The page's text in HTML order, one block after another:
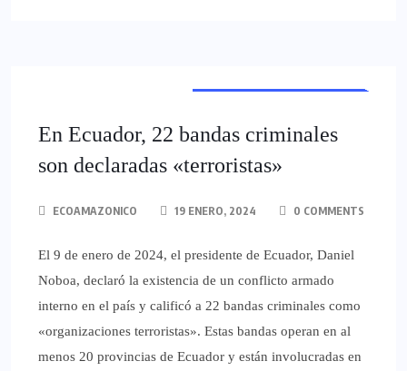
En Ecuador, 22 bandas criminales
son declaradas «terroristas»
ECOAMAZONICO 19 ENERO, 2024 0 COMMENTS
El 9 de enero de 2024, el presidente de Ecuador, Daniel
Noboa, declaró la existencia de un conflicto armado
interno en el país y calificó a 22 bandas criminales como
«organizaciones terroristas». Estas bandas operan en al
menos 20 provincias de Ecuador y están involucradas en